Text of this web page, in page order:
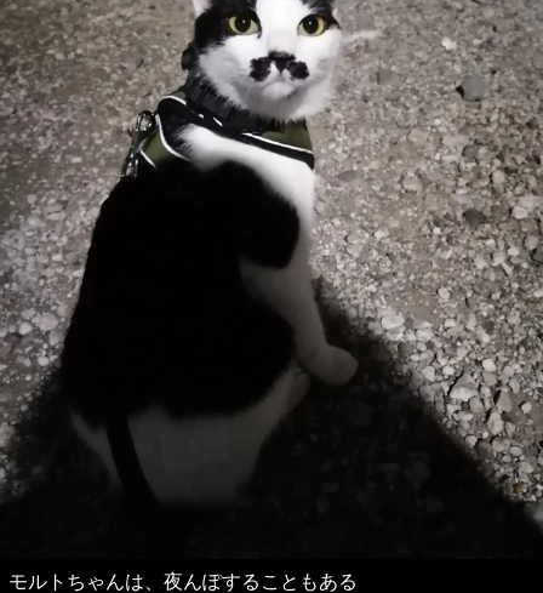
モルトちゃんは、夜んぽすることもある